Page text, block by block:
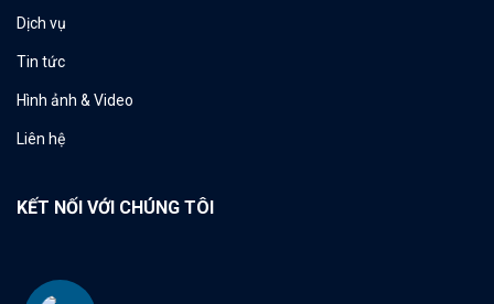
Dịch vụ
Tin tức
Hình ảnh & Video
Liên hệ
KẾT NỐI VỚI CHÚNG TÔI